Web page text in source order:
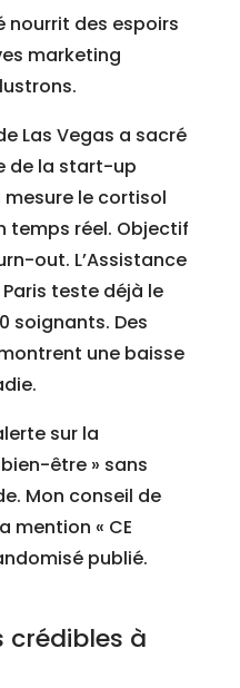
nourrit des espoirs
marketing
Las Vegas a sacré
de la start-up
mesure le cortisol
temps réel. Objectif
out. L’Assistance
teste déjà le
soignants. Des
une baisse
sur la
être » sans
Mon conseil de
mention « CE
publié.
crédibles à